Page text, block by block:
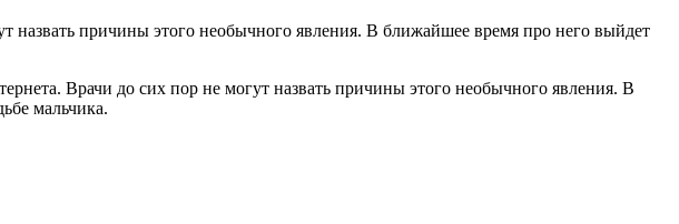
назвать причины этого необычного явления. В ближайшее время про него выйдет
Врачи до сих пор не могут назвать причины этого необычного явления. В
мальчика.